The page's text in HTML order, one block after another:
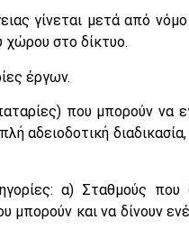
γίνεται μετά από νόμο
χώρου στο δίκτυο.
έργων.
που μπορούν να
αδειοδοτική
α) Σταθμούς
και να δίνουν